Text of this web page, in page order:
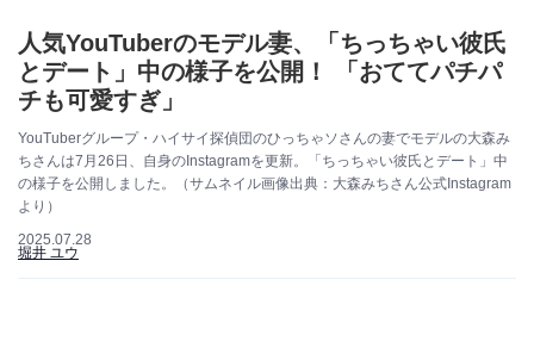
人気YouTuberのモデル妻、「ちっちゃい彼氏
とデート」中の様子を公開！ 「おててパチパ
チも可愛すぎ」
YouTuberグループ・ハイサイ探偵団のひっちゃソさんの妻でモデルの大森み
ちさんは7月26日、自身のInstagramを更新。「ちっちゃい彼氏とデート」中
の様子を公開しました。（サムネイル画像出典：大森みちさん公式Instagram
より）
2025.07.28
堀井 ユウ